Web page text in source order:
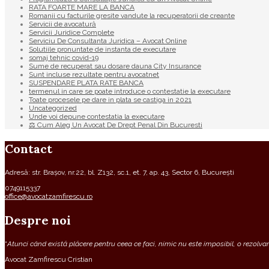
RATA FOARTE MARE LA BANCA
Romanii cu facturile gresite vandute la recuperatorii de creante
Servicii de avocatură
Servicii Juridice Complete
Serviciu De Consultanta Juridica – Avocat Online
Solutiile pronuntate de instanta de executare
somaj tehnic covid-19
Sume de recuperat sau dosare dauna City Insurance
Sunt incluse rezultate pentru avocatnet
SUSPENDARE PLATA RATE BANCA
termenul in care se poate introduce o contestatie la executare
Toate procesele pe dare in plata se castiga in 2021
Uncategorized
Unde voi depune contestatia la executare
⚖ Cum Aleg Un Avocat De Drept Penal Din Bucuresti
Contact
Adresă: str. Brașov, nr.22, bl. Z132, sc.1, et. 7, ap. 43, Sector 6, București
0749115337
office@avocatzamfirescu.ro
Despre noi
“Atunci când există plăcere pentru ceea ce faci, nimic nu este imposibil, o
Avocat Zamfirescu Cristian